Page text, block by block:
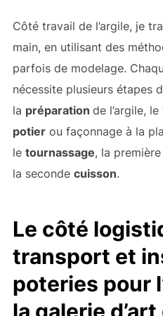
Côté travail de l’argile, je
main, en utilisant des
parfois de modelage.
nécessite plusieurs étapes
la préparation de l’argile,
potierou façonnage à la
le tournassage, la première
la seconde cuisson.
Le côté
transport et
poteries pour